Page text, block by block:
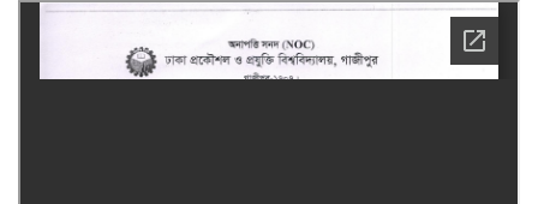
Others
হল কল ইমার্জেন্সীতে দায়িত্বরত চিকিৎসকদের নামের তালিকা